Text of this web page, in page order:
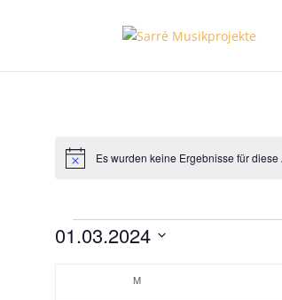
HinweisEs wurden keine Ergebnisse für
Veranstaltungen
01.03.2024
Kalender
MMONTAG